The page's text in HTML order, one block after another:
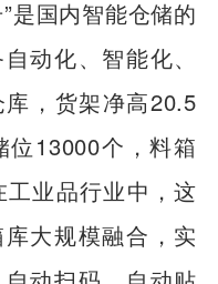
是国内智能仓储的
动化、智能化、
，货架净高20.5
13000个，料箱
业品行业中，这
大规模融合，实